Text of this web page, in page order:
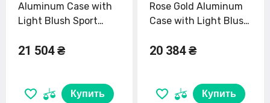
Aluminum Case with
Light Blush Sport
21 504 ₴
Купить
Rose Gold Aluminum
Case with Light Blush
(MF8E4)
20 384 ₴
Купить